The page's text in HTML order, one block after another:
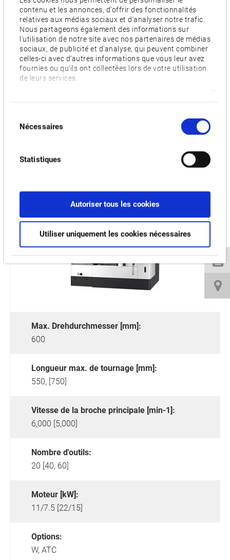
contenu et les annonces, d'offrir des fonctionnalités
relatives aux médias sociaux et d'analyser notre trafic.
Nous partageons également des informations sur
l'utilisation de notre site avec nos partenaires de médias
sociaux, de publicité et d'analyse, qui peuvent combiner
celles-ci avec d'autres informations que vous leur avez
fournies ou qu'ils ont collectées lors de votre utilisation
de leurs services.
Nécessaires
Statistiques
Autoriser tous les cookies
Utiliser uniquement les cookies nécessaires
22/15 [30/22]
Options
W,ATC
Nombre de tourelles
1 tourelle
MULTUS B200II
Max. Drehdurchmesser [mm]:
600
Longueur max. de tournage [mm]:
550, [750]
Vitesse de la broche principale [min-1]:
6,000 [5,000]
Nombre d'outils:
20 [40, 60]
Moteur [kW]:
11/7.5 [22/15]
Options:
W, ATC